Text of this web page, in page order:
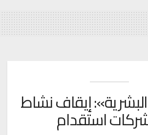
إيقاف نشاط